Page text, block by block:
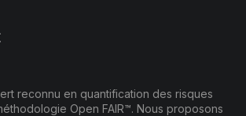
reconnu en quantification des risques
Open FAIR™. Nous proposons